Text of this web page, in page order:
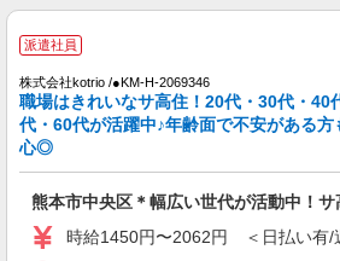
通費全支給(ガソリン代
キープ
アルバイト
日研トータルソーシング株式会社 メディ
ス
未経験・無資格OKの
派遣社員
株式会社kotrio /●KM-H-2069346
職場はきれいなサ高住！20代・30代・40
代・60代が活躍中♪年齢面で不安がある方
心◎
熊本市中央区＊幅広い世代が活動中！サ
時給1450円〜2062円 ＜日払い有/